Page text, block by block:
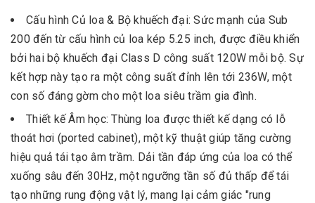
Cấu hình Củ loa & Bộ khuếch đại: Sức mạnh của Sub
200 đến từ cấu hình củ loa kép 5.25 inch, được điều khiển
bởi hai bộ khuếch đại Class D công suất 120W mỗi bộ. Sự
kết hợp này tạo ra một công suất đỉnh lên tới 236W, một
con số đáng gờm cho một loa siêu trầm gia đình.
Thiết kế Âm học: Thùng loa được thiết kế dạng có lỗ
thoát hơi (ported cabinet), một kỹ thuật giúp tăng cường
hiệu quả tái tạo âm trầm. Dải tần đáp ứng của loa có thể
xuống sâu đến 30Hz, một ngưỡng tần số đủ thấp để tái
tạo những rung động vật lý, mang lại cảm giác "rung